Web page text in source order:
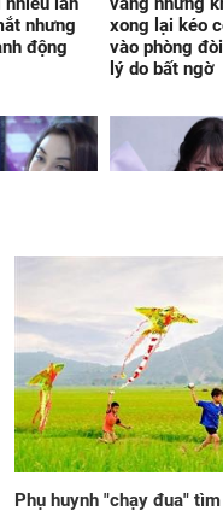
nhưng
động
xong lại kéo
vào phòng
lý do bất ngờ
thản lấy
ngay tài
7 tỷ của
Vận đỏ như
ngày 7/8/
giáp đổi đời
như trở bàn
tài ùa tới,
lộc cũng đến,
theo tới già
Phụ huynh "chạy đua"